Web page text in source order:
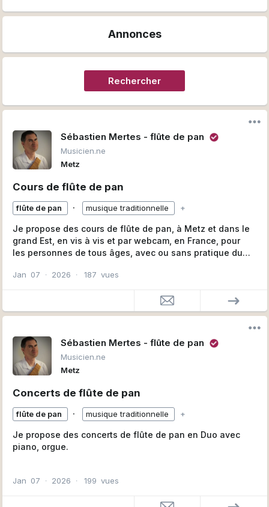
Annonces
Rechercher
Sébastien Mertes - flûte de pan
Musicien.ne
Metz
Cours de flûte de pan
flûte de pan ∙ musique traditionnelle +
Je propose des cours de flûte de pan, à Metz et dans le
grand Est, en vis à vis et par webcam, en France, pour
les personnes de tous âges, avec ou sans pratique du
https://sebastienmertes-flutedepan.fr
Jan 07 ∙ 2026 ∙ 187 vues
Sébastien Mertes - flûte de pan
Musicien.ne
Metz
Concerts de flûte de pan
flûte de pan ∙ musique traditionnelle +
Je propose des concerts de flûte de pan en Duo avec
piano, orgue.
ensembles instrumentaux de type "orchestre
Jan 07 ∙ 2026 ∙ 199 vues